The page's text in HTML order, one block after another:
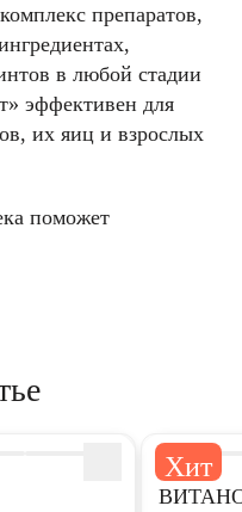
препаратов,
в любой стадии
эффективен для
их яиц и взрослых
поможет
Хит
5,0